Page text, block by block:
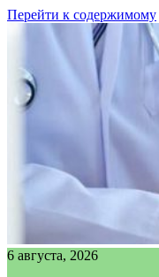
Перейти к содержимому
6 августа, 2026